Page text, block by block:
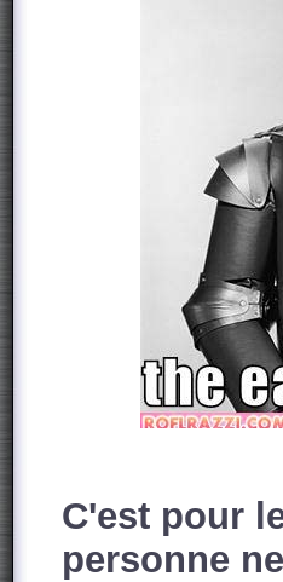
C'est pour
personne